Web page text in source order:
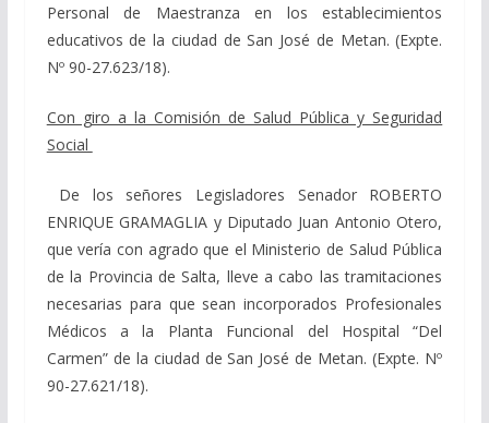
Personal de Maestranza en los establecimientos
educativos de la ciudad de San José de Metan. (Expte.
Nº 90-27.623/18).
Con giro a la Comisión de Salud Pública y Seguridad
Social
De los señores Legisladores Senador ROBERTO
ENRIQUE GRAMAGLIA y Diputado Juan Antonio Otero,
que vería con agrado que el Ministerio de Salud Pública
de la Provincia de Salta, lleve a cabo las tramitaciones
necesarias para que sean incorporados Profesionales
Médicos a la Planta Funcional del Hospital “Del
Carmen” de la ciudad de San José de Metan. (Expte. Nº
90-27.621/18).